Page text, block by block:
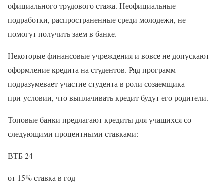
официального трудового стажа. Неофициальные
подработки, распространенные среди молодежи, не
помогут получить заем в банке.
Некоторые финансовые учреждения и вовсе не допускают
оформление кредита на студентов. Ряд программ
подразумевает участие студента в роли созаемщика
при условии, что выплачивать кредит будут его родители.
Топовые банки предлагают кредиты для учащихся со
следующими процентными ставками:
ВТБ 24
от 15% ставка в год